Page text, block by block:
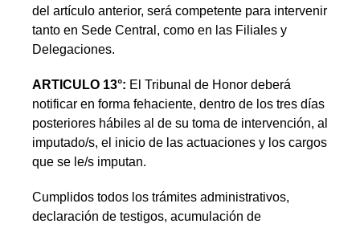
del artículo anterior, será competente para intervenir
tanto en Sede Central, como en las Filiales y
Delegaciones.
ARTICULO 13°: El Tribunal de Honor deberá
notificar en forma fehaciente, dentro de los tres días
posteriores hábiles al de su toma de intervención, al
imputado/s, el inicio de las actuaciones y los cargos
que se le/s imputan.
Cumplidos todos los trámites administrativos,
declaración de testigos, acumulación de